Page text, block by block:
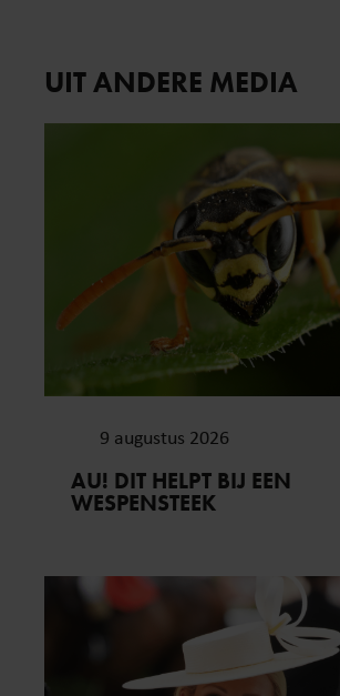
UIT ANDERE MEDIA
9 augustus 2026
AU! DIT HELPT BIJ EEN
WESPENSTEEK